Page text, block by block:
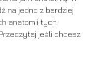
na jedno z bardziej
anatomii tych
jeśli chcesz